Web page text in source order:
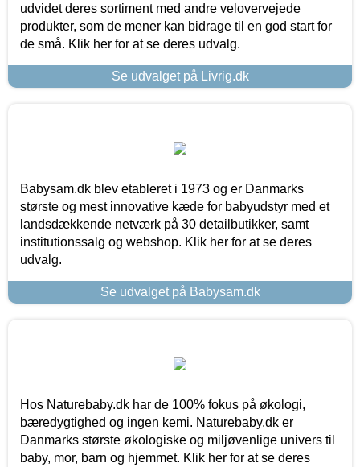
udvidet deres sortiment med andre velovervejede
produkter, som de mener kan bidrage til en god start for
de små. Klik her for at se deres udvalg.
Se udvalget på Livrig.dk
Babysam.dk blev etableret i 1973 og er Danmarks
største og mest innovative kæde for babyudstyr med et
landsdækkende netværk på 30 detailbutikker, samt
institutionssalg og webshop. Klik her for at se deres
udvalg.
Se udvalget på Babysam.dk
Hos Naturebaby.dk har de 100% fokus på økologi,
bæredygtighed og ingen kemi. Naturebaby.dk er
Danmarks største økologiske og miljøvenlige univers til
baby, mor, barn og hjemmet. Klik her for at se deres